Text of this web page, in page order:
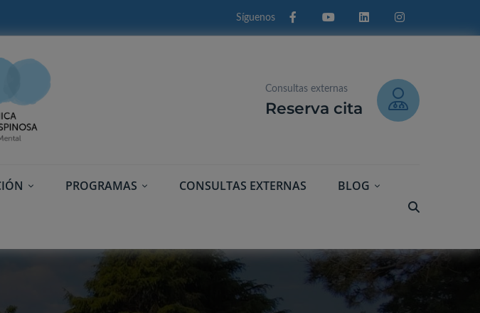
FacebookYoutube LinkedinInstagram
Consultas externas
Reserva cita
PROGRAMAS CONSULTAS EXTERNAS BLOG